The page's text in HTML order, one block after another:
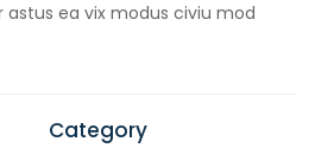
ea vix modus civiu mod
Category